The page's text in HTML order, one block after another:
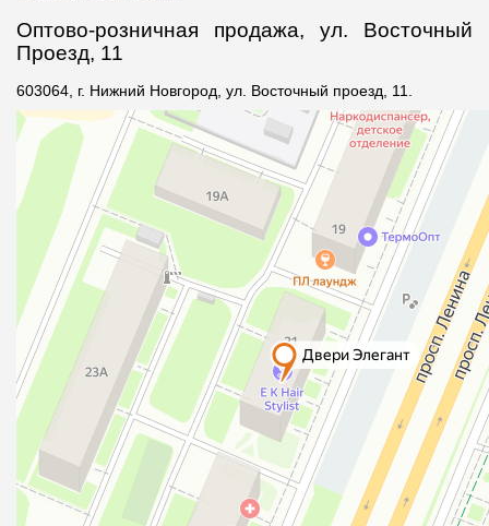
Оптово-розничная продажа, ул. Восточный
Проезд, 11
603064, г. Нижний Новгород, ул. Восточный проезд, 11.